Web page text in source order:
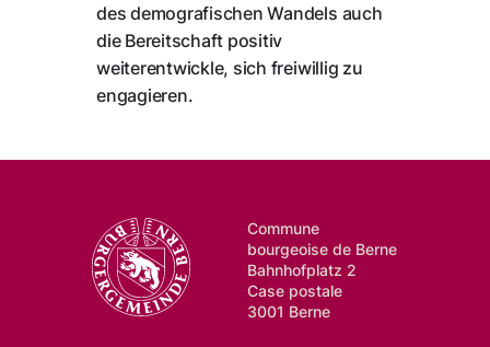
des demografischen Wandels auch
die Bereitschaft positiv
weiterentwickle, sich freiwillig zu
engagieren.
Commune
bourgeoise de Berne
Bahnhofplatz 2
Case postale
3001 Berne